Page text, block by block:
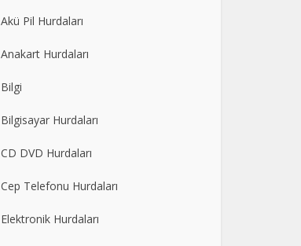
Akü Pil Hurdaları
Anakart Hurdaları
Bilgi
Bilgisayar Hurdaları
CD DVD Hurdaları
Cep Telefonu Hurdaları
Elektronik Hurdaları